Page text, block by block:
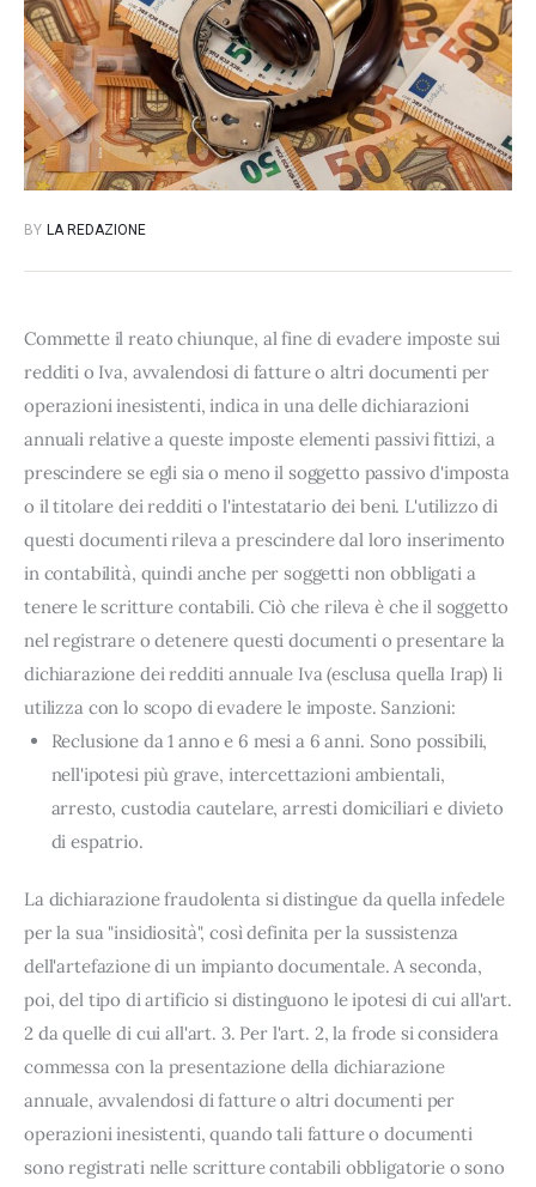
BY LA REDAZIONE
Commette il reato chiunque, al fine di evadere imposte sui
redditi o Iva, avvalendosi di fatture o altri documenti per
operazioni inesistenti, indica in una delle dichiarazioni
annuali relative a queste imposte elementi passivi fittizi, a
prescindere se egli sia o meno il soggetto passivo d'imposta
o il titolare dei redditi o l'intestatario dei beni. L'utilizzo di
questi documenti rileva a prescindere dal loro inserimento
in contabilità, quindi anche per soggetti non obbligati a
tenere le scritture contabili. Ciò che rileva è che il soggetto
nel registrare o detenere questi documenti o presentare la
dichiarazione dei redditi annuale Iva (esclusa quella Irap) li
utilizza con lo scopo di evadere le imposte. Sanzioni:
Reclusione da 1 anno e 6 mesi a 6 anni. Sono possibili,
nell'ipotesi più grave, intercettazioni ambientali,
arresto, custodia cautelare, arresti domiciliari e divieto
di espatrio.
La dichiarazione fraudolenta si distingue da quella infedele
per la sua "insidiosità", così definita per la sussistenza
dell'artefazione di un impianto documentale. A seconda,
poi, del tipo di artificio si distinguono le ipotesi di cui all'art.
2 da quelle di cui all'art. 3. Per l'art. 2, la frode si considera
commessa con la presentazione della dichiarazione
annuale, avvalendosi di fatture o altri documenti per
operazioni inesistenti, quando tali fatture o documenti
sono registrati nelle scritture contabili obbligatorie o sono